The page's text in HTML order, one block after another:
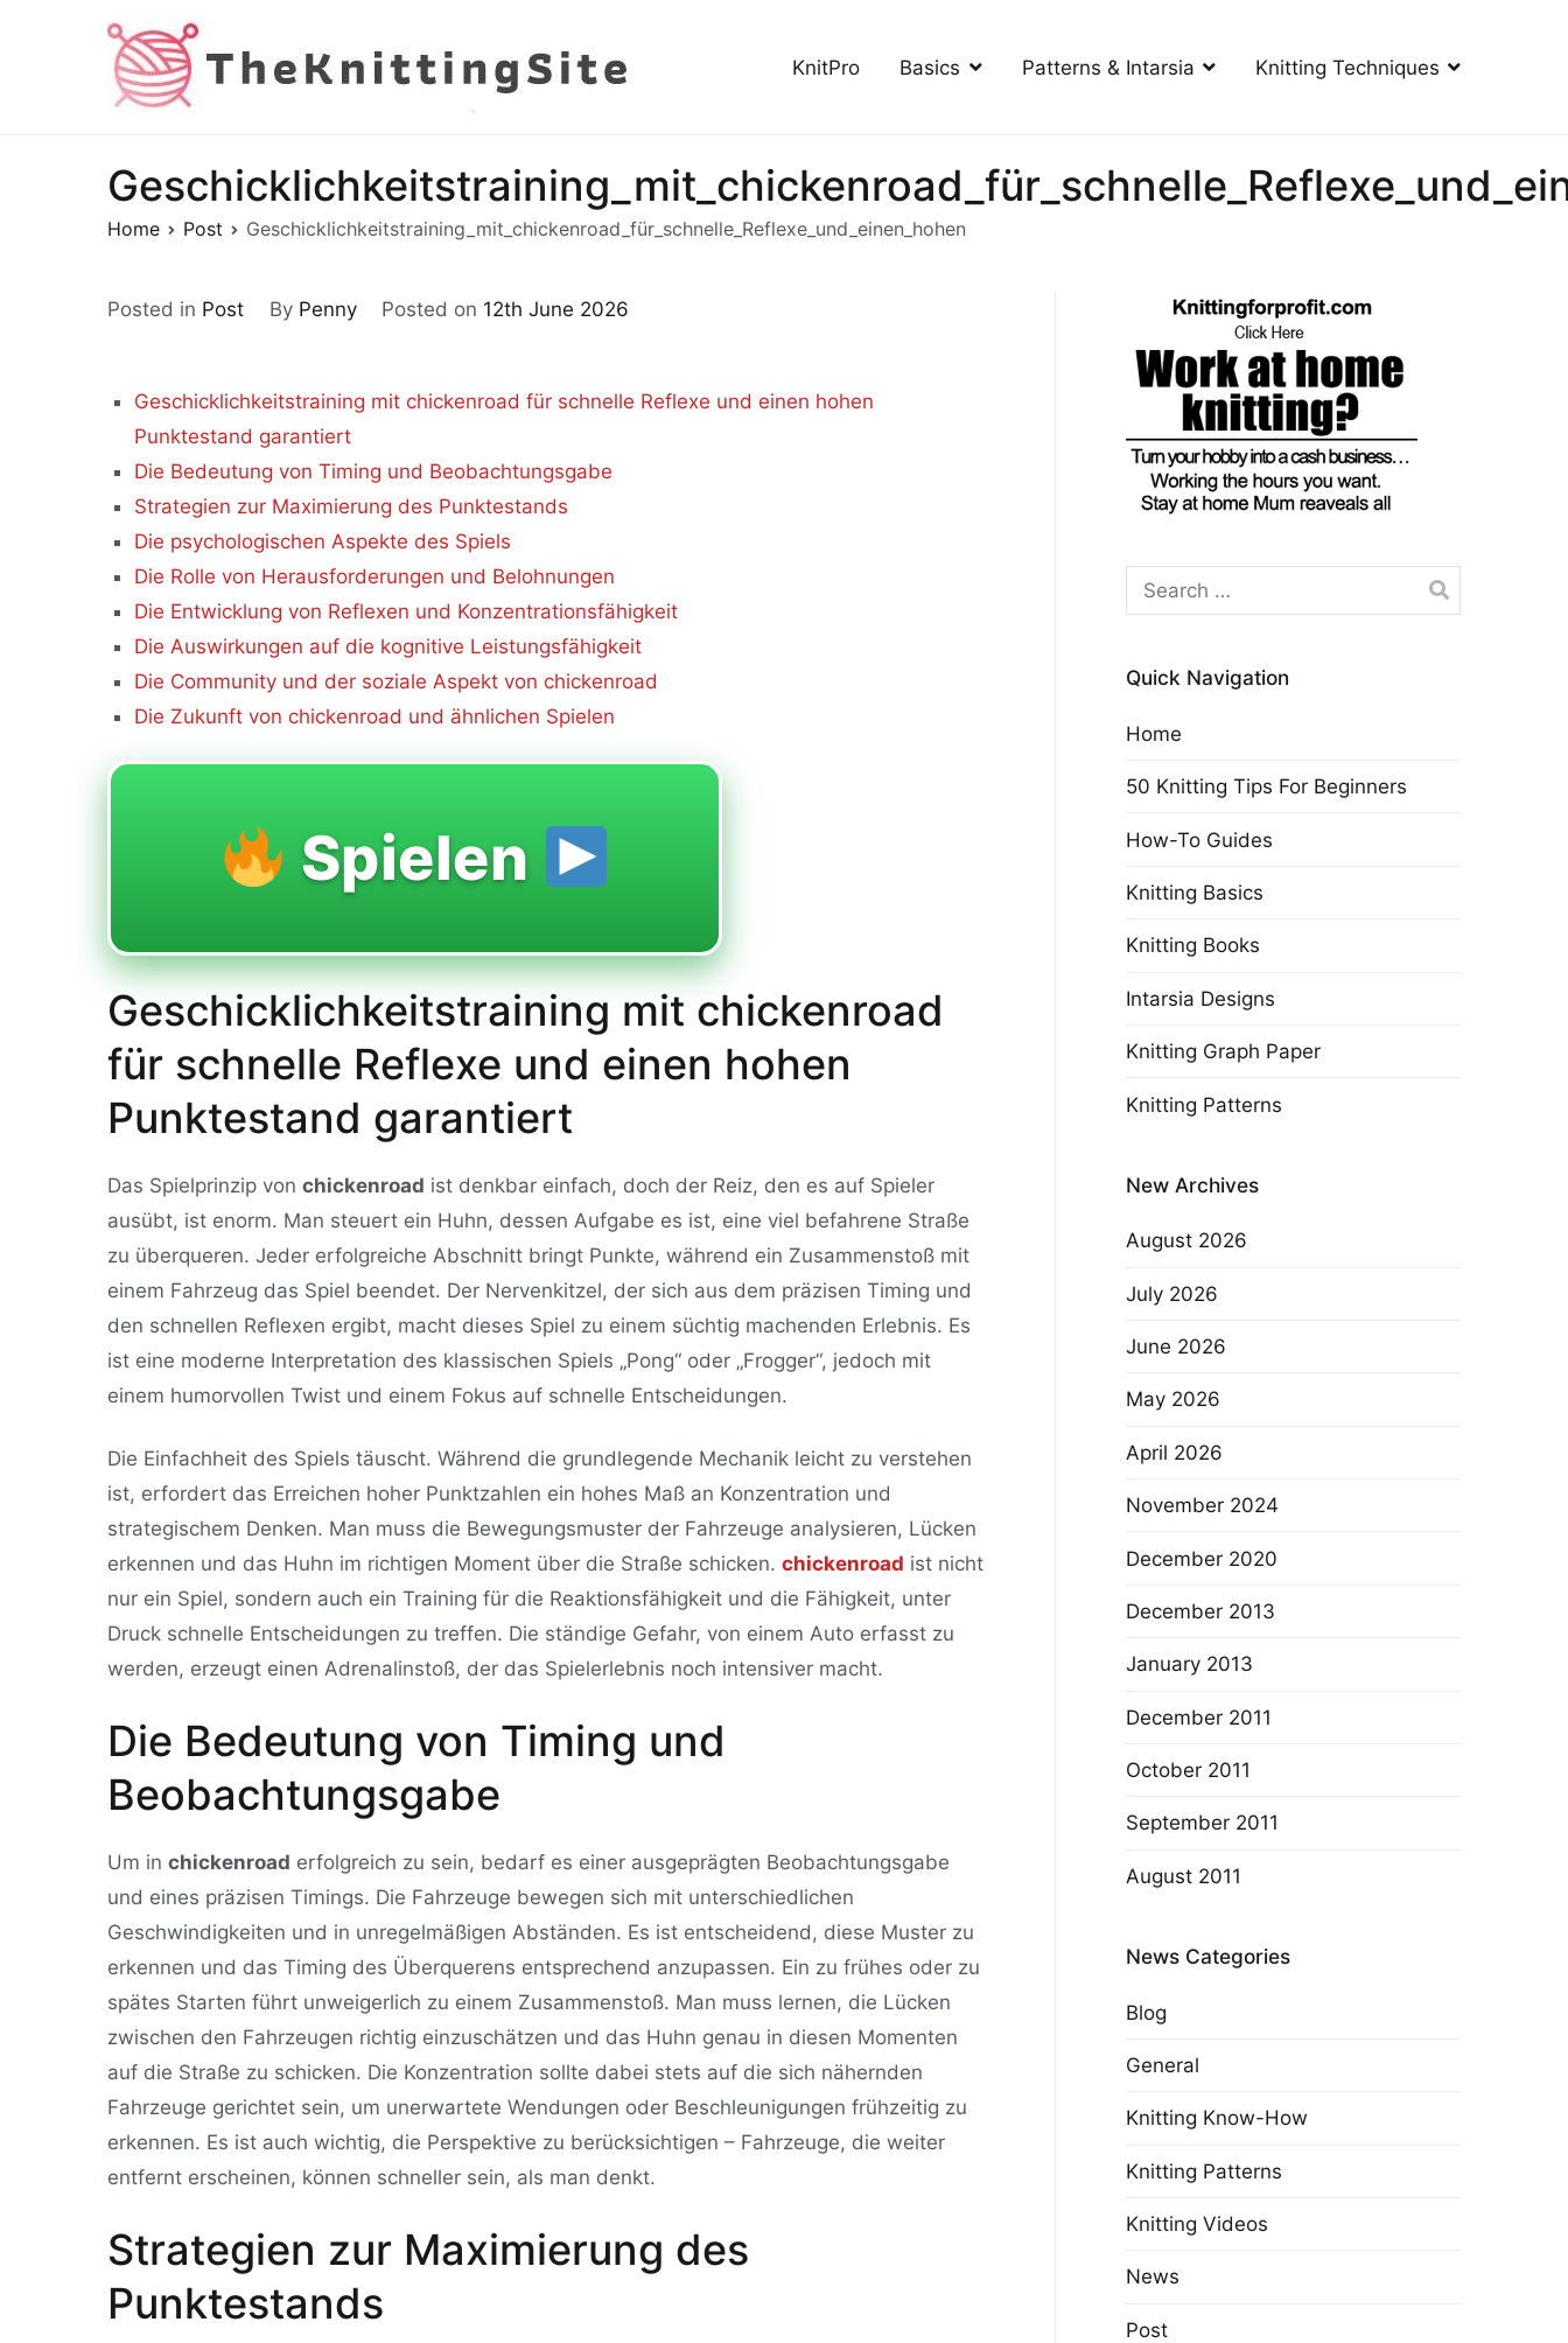
The Knitting Site
How to knit, free videos, free patterns
KnitPro Basics Patterns & Intarsia Knitting Techniques
Home Post Geschicklichkeitstraining_mit_chickenroad_für_schnelle_Reflexe_und_einen_hohen
Posted in Post By Penny Posted on 12th June 2026
Geschicklichkeitstraining mit chickenroad für schnelle Reflexe und einen hohen
Punktestand garantiert
Die Bedeutung von Timing und Beobachtungsgabe
Strategien zur Maximierung des Punktestands
Die psychologischen Aspekte des Spiels
Die Rolle von Herausforderungen und Belohnungen
Die Entwicklung von Reflexen und Konzentrationsfähigkeit
Die Auswirkungen auf die kognitive Leistungsfähigkeit
Die Community und der soziale Aspekt von chickenroad
Die Zukunft von chickenroad und ähnlichen Spielen
Spielen
Geschicklichkeitstraining mit chickenroad
für schnelle Reflexe und einen hohen
Punktestand garantiert
Das Spielprinzip von chickenroad ist denkbar einfach, doch der Reiz, den es auf Spieler
ausübt, ist enorm. Man steuert ein Huhn, dessen Aufgabe es ist, eine viel befahrene Straße
zu überqueren. Jeder erfolgreiche Abschnitt bringt Punkte, während ein Zusammenstoß mit
einem Fahrzeug das Spiel beendet. Der Nervenkitzel, der sich aus dem präzisen Timing und
den schnellen Reflexen ergibt, macht dieses Spiel zu einem süchtig machenden Erlebnis. Es
ist eine moderne Interpretation des klassischen Spiels „Pong“ oder „Frogger“, jedoch mit
einem humorvollen Twist und einem Fokus auf schnelle Entscheidungen.
Die Einfachheit des Spiels täuscht. Während die grundlegende Mechanik leicht zu verstehen
ist, erfordert das Erreichen hoher Punktzahlen ein hohes Maß an Konzentration und
strategischem Denken. Man muss die Bewegungsmuster der Fahrzeuge analysieren, Lücken
erkennen und das Huhn im richtigen Moment über die Straße schicken. chickenroad ist nicht
nur ein Spiel, sondern auch ein Training für die Reaktionsfähigkeit und die Fähigkeit, unter
Druck schnelle Entscheidungen zu treffen. Die ständige Gefahr, von einem Auto erfasst zu
werden, erzeugt einen Adrenalinstoß, der das Spielerlebnis noch intensiver macht.
Die Bedeutung von Timing und
Beobachtungsgabe
Um in chickenroad erfolgreich zu sein, bedarf es einer ausgeprägten Beobachtungsgabe
und eines präzisen Timings. Die Fahrzeuge bewegen sich mit unterschiedlichen
Geschwindigkeiten und in unregelmäßigen Abständen. Es ist entscheidend, diese Muster zu
erkennen und das Timing des Überquerens entsprechend anzupassen. Ein zu frühes oder zu
spätes Starten führt unweigerlich zu einem Zusammenstoß. Man muss lernen, die Lücken
zwischen den Fahrzeugen richtig einzuschätzen und das Huhn genau in diesen Momenten
auf die Straße zu schicken. Die Konzentration sollte dabei stets auf die sich nähernden
Fahrzeuge gerichtet sein, um unerwartete Wendungen oder Beschleunigungen frühzeitig zu
erkennen. Es ist auch wichtig, die Perspektive zu berücksichtigen – Fahrzeuge, die weiter
entfernt erscheinen, können schneller sein, als man denkt.
Strategien zur Maximierung des
Punktestands
Search
for:
Quick Navigation
Home
50 Knitting Tips For Beginners
How-To Guides
Knitting Basics
Knitting Books
Intarsia Designs
Knitting Graph Paper
Knitting Patterns
New Archives
August 2026
July 2026
June 2026
May 2026
April 2026
November 2024
December 2020
December 2013
January 2013
December 2011
October 2011
September 2011
August 2011
News Categories
Blog
General
Knitting Know-How
Knitting Patterns
Knitting Videos
News
Post